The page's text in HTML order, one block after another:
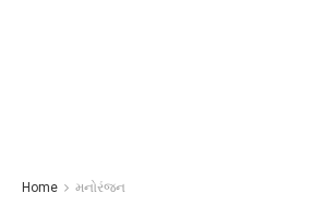
Home મનોરંજન